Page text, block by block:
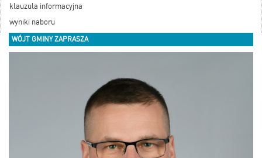
klauzula informacyjna
wyniki naboru
WÓJT GMINY ZAPRASZA